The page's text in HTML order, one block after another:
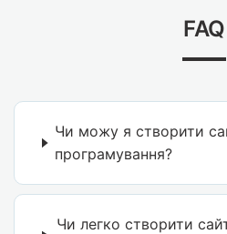
FAQ
Чи можу я створити
програмування?
Чи легко створити